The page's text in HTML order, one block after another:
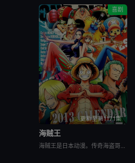
喜剧
更新至第1171集
海贼王
海贼王是日本动漫。传奇海盗哥尔•D•罗杰在临死前曾留下关于其毕生的财富“OnePiece”的消息，由此引得群雄并起，众海盗们为了这笔传说中的巨额财富展开争夺，各种势力、政权不断交替，整个世界进入了动荡混乱的“大海贼